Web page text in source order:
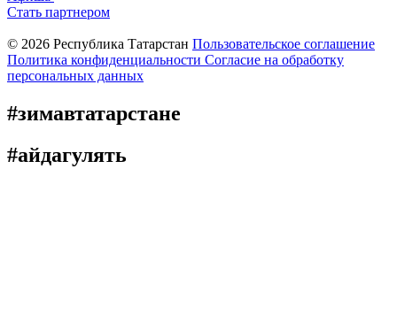
Стать партнером
© 2026 Республика Татарстан Пользовательское соглашение
Политика конфиденциальности Cогласие на обработку
персональных данных
#зимавтатарстане
#айдагулять